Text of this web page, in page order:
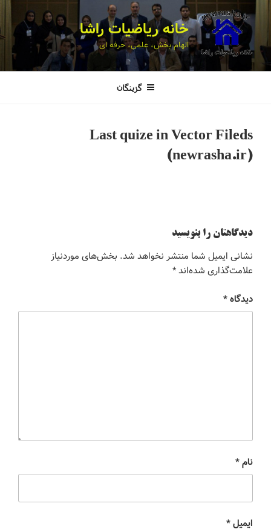
خانه ریاضیات راشا
الهام بخش، علمی، حرفه ای
گزینگان
Last quize in Vector Fileds
(newrasha.ir)
دیدگاهتان را بنویسید
نشانی ایمیل شما منتشر نخواهد شد. بخش‌های موردنیاز
علامت‌گذاری شده‌اند*
دیدگاه*
نام*
ایمیل*